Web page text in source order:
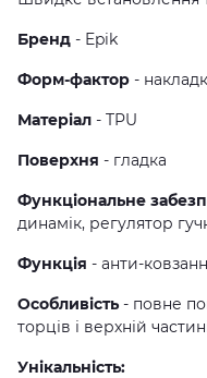
Бренд - Epik
Форм-фактор -
Матеріал - TPU
Поверхня - гладка
Функціональне
динамік, регулятор
Функція - анти-
Особливість - повне
торців і верхній
Унікальність: